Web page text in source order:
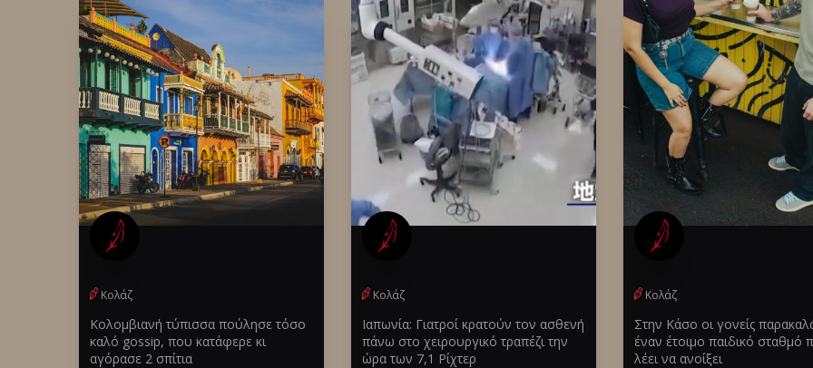
Κολάζ
Κολομβιανή τύπισσα πούλησε τόσο
καλό gossip, που κατάφερε κι
αγόρασε 2 σπίτια
Κολάζ
Ιαπωνία: Γιατροί κρατούν τον ασθενή
πάνω στο χειρουργικό τραπέζι την
ώρα των 7,1 Ρίχτερ
Κολάζ
Στην Κάσο οι γονείς
έναν έτοιμο παιδικό σταθμό
λέει να ανοίξει